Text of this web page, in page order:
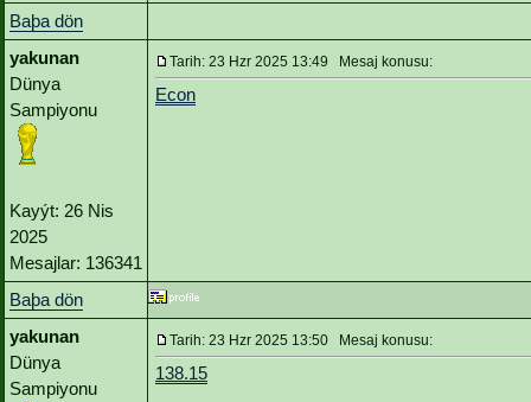
Baþa dön
yakunan
Dünya
Sampiyonu
Kayýt: 26 Nis
2025
Mesajlar: 136341
Tarih: 23 Hzr 2025 13:49 Mesaj konusu:
Econ
Baþa dön
yakunan
Dünya
Sampiyonu
Tarih: 23 Hzr 2025 13:50 Mesaj konusu:
138.15